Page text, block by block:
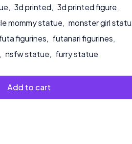
, 3d printed, 3d printed figure,
mommy statue, monster girl
figurines, futanari figurines,
, nsfw statue, furry statue
Add to cart